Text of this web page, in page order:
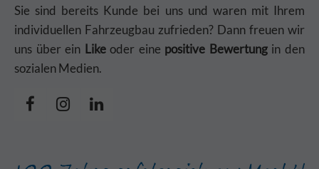
Sie sind bereits Kunde bei uns und waren mit Ihrem
individuellen Fahrzeugbau zufrieden? Dann freuen wir
uns über ein Likeoder eine positive Bewertungin den
sozialen Medien.